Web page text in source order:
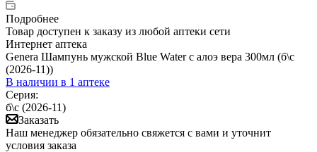
Подробнее
Товар доступен к заказу из любой аптеки сети
Интернет аптека
Genera Шампунь мужской Blue Water с алоэ вера 300мл (б\с
(2026-11))
В наличии в 1 аптеке
Серия:
б\с (2026-11)
Заказать
Наш менеджер обязательно свяжется с вами и уточнит
условия заказа